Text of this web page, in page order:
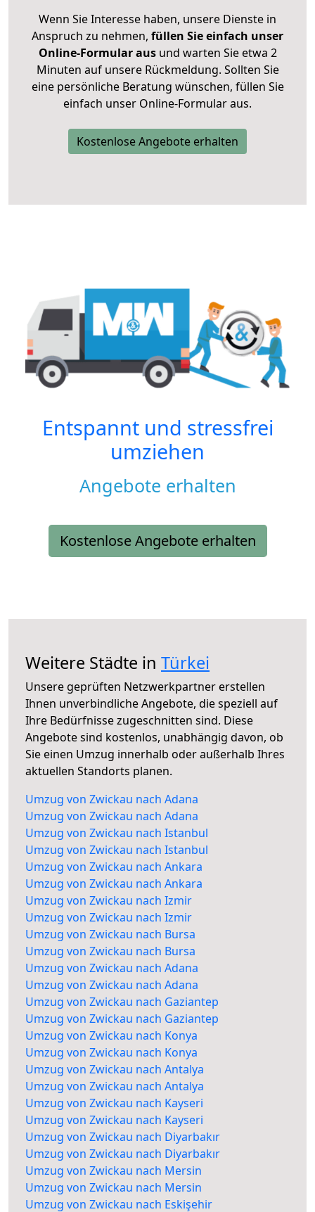
Wenn Sie Interesse haben, unsere Dienste in
Anspruch zu nehmen, füllen Sie einfach unser
Online-Formular ausund warten Sie etwa 2
Minuten auf unsere Rückmeldung. Sollten Sie
eine persönliche Beratung wünschen, füllen Sie
einfach unser Online-Formular aus.
Kostenlose Angebote erhalten
Entspannt und stressfrei
umziehen
Angebote erhalten
Kostenlose Angebote erhalten
Weitere Städte in Türkei
Unsere geprüften Netzwerkpartner erstellen
Ihnen unverbindliche Angebote, die speziell auf
Ihre Bedürfnisse zugeschnitten sind. Diese
Angebote sind kostenlos, unabhängig davon, ob
Sie einen Umzug innerhalb oder außerhalb Ihres
aktuellen Standorts planen.
Umzug von Zwickau nach Adana
Umzug von Zwickau nach Adana
Umzug von Zwickau nach Istanbul
Umzug von Zwickau nach Istanbul
Umzug von Zwickau nach Ankara
Umzug von Zwickau nach Ankara
Umzug von Zwickau nach Izmir
Umzug von Zwickau nach Izmir
Umzug von Zwickau nach Bursa
Umzug von Zwickau nach Bursa
Umzug von Zwickau nach Adana
Umzug von Zwickau nach Adana
Umzug von Zwickau nach Gaziantep
Umzug von Zwickau nach Gaziantep
Umzug von Zwickau nach Konya
Umzug von Zwickau nach Konya
Umzug von Zwickau nach Antalya
Umzug von Zwickau nach Antalya
Umzug von Zwickau nach Kayseri
Umzug von Zwickau nach Kayseri
Umzug von Zwickau nach Diyarbakır
Umzug von Zwickau nach Diyarbakır
Umzug von Zwickau nach Mersin
Umzug von Zwickau nach Mersin
Umzug von Zwickau nach Eskişehir